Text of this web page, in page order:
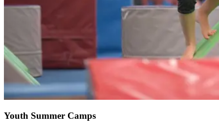
Youth Summer Camps​​​​‌ ‍ ​‍​‍‌‍ ‌ ​‍‌‍‍‌‌‍‌ ‌‍‍‌‌‍ ‍​‍​‍​ ‍‍​‍​‍‌ ​ ‌‍​‌‌‍ ‍‌‍‍‌‌ ‌​‌ ‍‌​‍ ‍‌‍‍‌‌‍ ​‍​‍​‍ ​​‍​‍‌‍‍​‌ ​‍‌‍‌‌‌‍‌‍​‍​‍​ ‍‍​‍​‍‌‍‍​‌ ‌​‌ ‌​‌ ​​‌ ​ ​ ‍‍​‍ ​‍ ‌‍​ ‌‍‍​‌‍‌‌‌‍ ​‌ ​ ‌‍‌‌‌‍​‌‌ ​​‌‍‍‌‌‍‌‌‌ ​‍‌ ​ ​‍ ‍‌ ​ ‌‍​‌‌‍ ‍‌‍‍‌‌ ‌​‌ ‍‌​‍ ‍‌ ​ ‌ ‌​‌ ‌‌‌‍‌​‌‍‍‌‌‍ ​‍ ‌‍‍‌‌‍ ‍‌ ‌​‌‍‌‌‌‍ ‍‌ ‌​​‍ ‌‍‌‌‌‍‌​‌‍‍‌‌ ‌​​‍ ‌‍ ‌‌‍ ‌‍‌​‌‍‌‌​ ‌‌ ​​‌ ​‍‌‍‌‌‌ ​ ‌‍‌‌‌‍ ‍‌ ‌​‌‍​‌‌ ‌​‌‍‍‌‌‍ ‌‍ ‍​ ‍ ‌‍‍‌‌‍‌​​ ‌‌‍‌‍‌‍‌‍​ ‌‍‌‍‌‌‌‍‌‍‌‍​‍​ ‌ ​ ‌ ​‍ ‌​ ​ ‌‍​‍​ ‌​​ ​​​‍ ‌​ ‌​‌‍​ ​ ‍‌‌‍​‍​‍ ‌‌‍​‍‌‍‌‌​ ‍​‌‍​‌​‍ ‌​ ‍‌​ ​‍‌‍‌​‌‍​‌​ ​ ​ ​ ‌‍‌‌‌‍​ ‌‍​‌​ ​ ​ ‌‌​ ​‍​ ‍ ‌ ‌​‌ ‍‌‌ ​​‌‍‌‌​ ‌‌ ​​‌‍​‌‌‍‌ ‌‍‌‌​ ‍ ‌ ​​‌‍​‌‌ ‌​‌‍‍​​ ‌‌ ​​‌‍​‌‌‍‌ ‌‍‌‌‌​​‍‌ ‌‌‌‍‍‌‌‍ ​‌‍‌​‌‍‌‌‌ ​‍​‍‌‌​ ‌‌‌​​‍‌‌ ‌‍‍ ‌‍‌‌‌ ‍‌​‍‌‌​ ​ ‌​‌​​‍‌‌​ ​ ‌​‌​​‍‌‌​ ​‍​ ​‍‌‍​ ‌‍‌‌​ ​‍‌‍‌‍‌‍​ ‌‍‌​‌‍​‍​ ​​​ ‍​‌‍​‌‌‍‌‌​ ‌ ​‍‌‌​ ​‍​ ​‍​‍‌‌​ ‌‌‌​‌​​‍ ‍‌‍​ ‌‍​‌‌ ​‍‌‍‌​‌ ​ ​‍‌‌​ ‌‌‌​​‍‌‌ ‌‍‍ ‌‍‌‌‌ ‍‌​‍‌‌​ ​ ‌​‌​​‍‌‌​ ​ ‌​‌​​‍‌‌​ ​‍​ ​‍‌‍‌‍‌‍​ ​ ‍‌​ ‍‌​ ‍‌​ ​‍​ ​‍‌‍‌‍​ ​‌​ ‍​​ ‌​​ ​​​ ​ ​ ‌‌​ ‌‍​ ‌ ‌‍​ ‌‍‌​‌‍‌​​ ​‌​ ‌​​ ​‍‌‍​‍​ ‌‍​ ‌ ‌‍‌​​ ‌ ​ ‌​‌‍‌​​ ‍‌‌‍​‍​ ‍​​‍‌‌​ ​‍​ ​‍​‍‌‌​ ‌‌‌​‌​​‍ ‍‌‍​ ‌‍​‌‌ ​‍‌‍‌​‌‌‌​‌‍‍‌‌ ‌​‌‍ ​‌‍‌‌​ ‌‍​‍‌‍​‌‌ ​ ‌‍‌‌‌‌‌‌‌ ​‍‌‍ ​​ ‌‌‍‍​‌ ‌​‌ ‌​‌ ​​‌ ​ ​‍‌‌​ ​ ‌​​‌​‍‌‌​ ​‍‌​‌‍​‍‌‌​ ​‍‌​‌‍‌‍​ ‌‍‍​‌‍‌‌‌‍ ​‌ ​ ‌‍‌‌‌‍​‌‌ ​​‌‍‍‌‌‍‌‌‌ ​‍‌ ​ ​‍ ‍‌ ​ ‌‍​‌‌‍ ‍‌‍‍‌‌ ‌​‌ ‍‌​‍ ‍‌ ​ ‌ ‌​‌ ‌‌‌‍‌​‌‍‍‌‌‍ ​‍‌‍‌‍‍‌‌‍‌​​ ‌‌‍‌‍‌‍‌‍​ ‌‍‌‍‌‌‌‍‌‍‌‍​‍​ ‌ ​ ‌ ​‍ ‌​ ​ ‌‍​‍​ ‌​​ ​​​‍ ‌​ ‌​‌‍​ ​ ‍‌‌‍​‍​‍ ‌‌‍​‍‌‍‌‌​ ‍​‌‍​‌​‍ ‌​ ‍‌​ ​‍‌‍‌​‌‍​‌​ ​ ​ ​ ‌‍‌‌‌‍​ ‌‍​‌​ ​ ​ ‌‌​ ​‍​‍‌‍‌ ‌​‌ ‍‌‌ ​​‌‍‌‌​ ‌‌ ​​‌‍​‌‌‍‌ ‌‍‌‌​‍‌‍‌ ​​‌‍​‌‌ ‌​‌‍‍​​ ‌‌ ​​‌‍​‌‌‍‌ ‌‍‌‌‌​​‍‌ ‌‌‌‍‍‌‌‍ ​‌‍‌​‌‍‌‌‌ ​‍​‍‌‌​ ‌‌‌​​‍‌‌ ‌‍‍ ‌‍‌‌‌ ‍‌​‍‌‌​ ​ ‌​‌​​‍‌‌​ ​ ‌​‌​​‍‌‌​ ​‍​ ​‍‌‍​ ‌‍‌‌​ ​‍‌‍‌‍‌‍​ ‌‍‌​‌‍​‍​ ​​​ ‍​‌‍​‌‌‍‌‌​ ‌ ​‍‌‌​ ​‍​ ​‍​‍‌‌​ ‌‌‌​‌​​‍ ‍‌‍​ ‌‍​‌‌ ​‍‌‍‌​‌ ​ ​‍‌‌​ ‌‌‌​​‍‌‌ ‌‍‍ ‌‍‌‌‌ ‍‌​‍‌‌​ ​ ‌​‌​​‍‌‌​ ​ ‌​‌​​‍‌‌​ ​‍​ ​‍‌‍‌‍‌‍​ ​ ‍‌​ ‍‌​ ‍‌​ ​‍​ ​‍‌‍‌‍​ ​‌​ ‍​​ ‌​​ ​​​ ​ ​ ‌‌​ ‌‍​ ‌ ‌‍​ ‌‍‌​‌‍‌​​ ​‌​ ‌​​ ​‍‌‍​‍​ ‌‍​ ‌ ‌‍‌​​ ‌ ​ ‌​‌‍‌​​ ‍‌‌‍​‍​ ‍​​‍‌‌​ ​‍​ ​‍​‍‌‌​ ‌‌‌​‌​​‍ ‍‌‍​ ‌‍​‌‌ ​‍‌‍‌​‌‌‌​‌‍‍‌‌ ‌​‌‍ ​‌‍‌‌​‍‌‍‌ ​​‌‍‌‌‌ ​‍‌ ​ ‌ ​​‌‍‌‌‌‍​ ‌ ‌​‌‍‍‌‌ ‌‍‌‍‌‌​ ‌‌ ​​‌ ‌‌‌‍​‍‌‍ ​‌‍‍‌‌ ​ ‌‍‍​‌‍‌‌‌‍‌​​‍​‍‌ ‌